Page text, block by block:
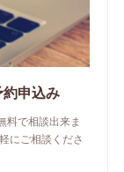
申込み
料で相談出来ま
にご相談くださ